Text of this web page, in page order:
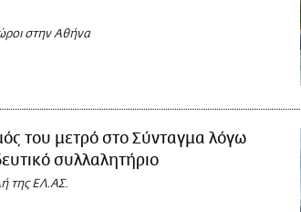
στην Αθήνα
του μετρό στο Σύνταγμα λόγω
συλλαλητήριο
της ΕΛ.ΑΣ.